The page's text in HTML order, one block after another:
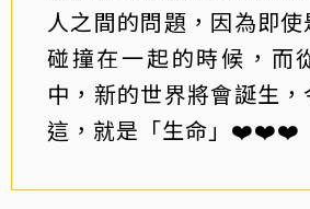
人之間的問題，因為即
碰撞在一起的時候，而
中，新的世界將會誕生，
這，就是「生命」❤️❤️❤️